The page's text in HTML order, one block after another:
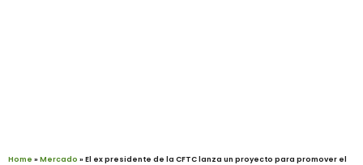
Home »Mercado »El ex presidente de la CFTC lanza un proyecto para promover el